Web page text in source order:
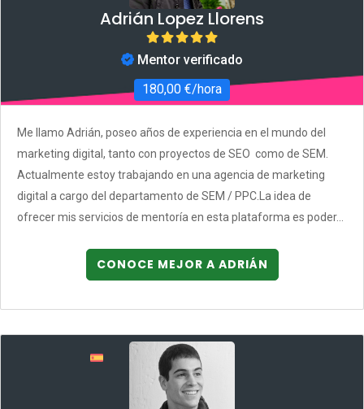
Adrián Lopez Llorens
Mentor verificado
180,00 €/hora
Me llamo Adrián, poseo años de experiencia en el mundo del
marketing digital, tanto con proyectos de SEO como de SEM.
Actualmente estoy trabajando en una agencia de marketing
digital a cargo del departamento de SEM / PPC.La idea de
ofrecer mis servicios de mentoría en esta plataforma es poder...
CONOCE MEJOR A ADRIÁN